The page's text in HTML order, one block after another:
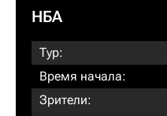
НБА
Тур:
Время начала:
Зрители: